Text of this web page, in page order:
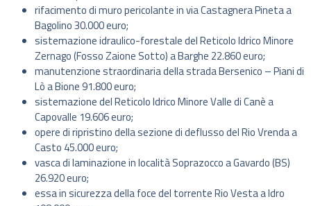
rifacimento di muro pericolante in via Castagnera Pineta a
Bagolino 30.000 euro;
sistemazione idraulico-forestale del Reticolo Idrico Minore
Zernago (Fosso Zaione Sotto) a Barghe 22.860 euro;
manutenzione straordinaria della strada Bersenico – Piani di
Lò a Bione 91.800 euro;
sistemazione del Reticolo Idrico Minore Valle di Canè a
Capovalle 19.606 euro;
opere di ripristino della sezione di deflusso del Rio Vrenda a
Casto 45.000 euro;
vasca di laminazione in località Soprazocco a Gavardo (BS)
26.920 euro;
essa in sicurezza della foce del torrente Rio Vesta a Idro